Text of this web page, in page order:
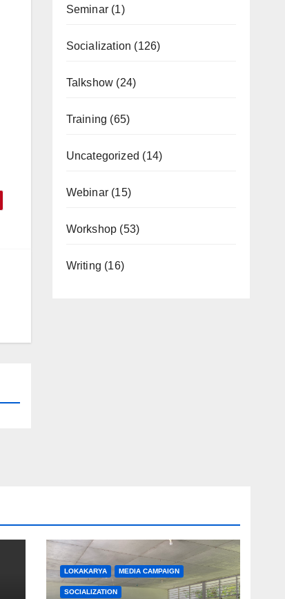
Seminar(1)
Socialization (126)
Talkshow (24)
Training (65)
Uncategorized (14)
Webinar(15)
Workshop (53)
Writing (16)
LOKAKARYA MEDIA CAMPAIGN
SOCIALIZATION